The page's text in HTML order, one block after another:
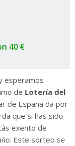
40 €
esperamos
de Lotería del
de España da por
que si has sido
exento de
Este sorteo se